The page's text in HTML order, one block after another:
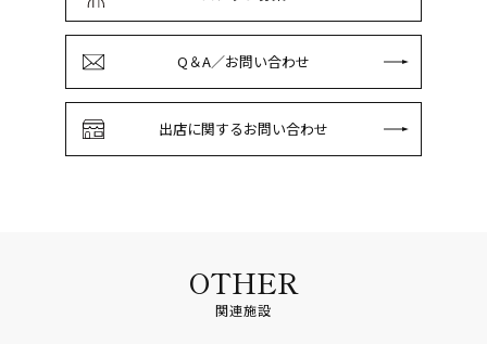
Q＆A／お問い合わせ
出店に関するお問い合わせ
OTHER
関連施設